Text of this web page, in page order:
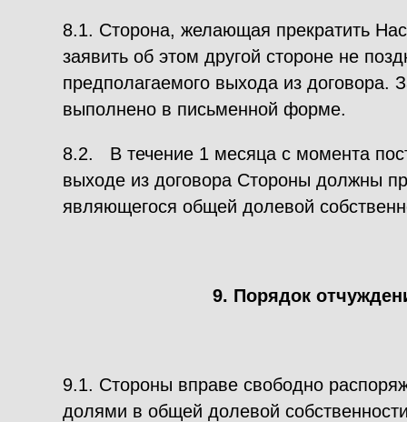
8.1. Сторона, желающая прекратить
заявить об этом другой стороне не
предполагаемого выхода из договора.
выполнено в письменной форме.
8.2. В течение 1 месяца с момента
выходе из договора Стороны должны
являющегося общей долевой
9. Порядок
9.1. Стороны вправе свободно
долями в общей долевой